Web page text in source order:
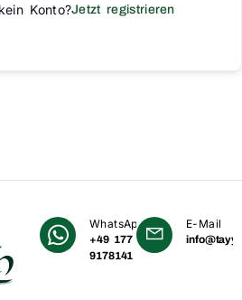
Konto?Jetzt registrieren
WhatsApp
+49 177
9178141
E-Mail